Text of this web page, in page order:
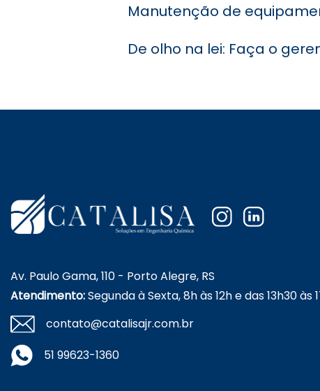
Manutenção de
De olho na lei: Faça o
Av. Paulo Gama, 110 - Porto Alegre, RS
Atendimento:Segunda à Sexta, 8h às 12h e das 13h30 às
contato@catalisajr.com.br
51 99623-1360